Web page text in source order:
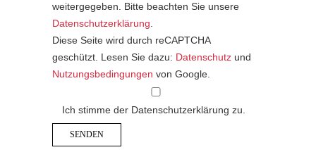
weitergegeben. Bitte beachten Sie unsere
Datenschutzerklärung
Diese Seite wird durch reCAPTCHA
geschützt. Lesen Sie dazu: Datenschutz und
Nutzungsbedingungen von Google.
Ich stimme der Datenschutzerklärung zu.